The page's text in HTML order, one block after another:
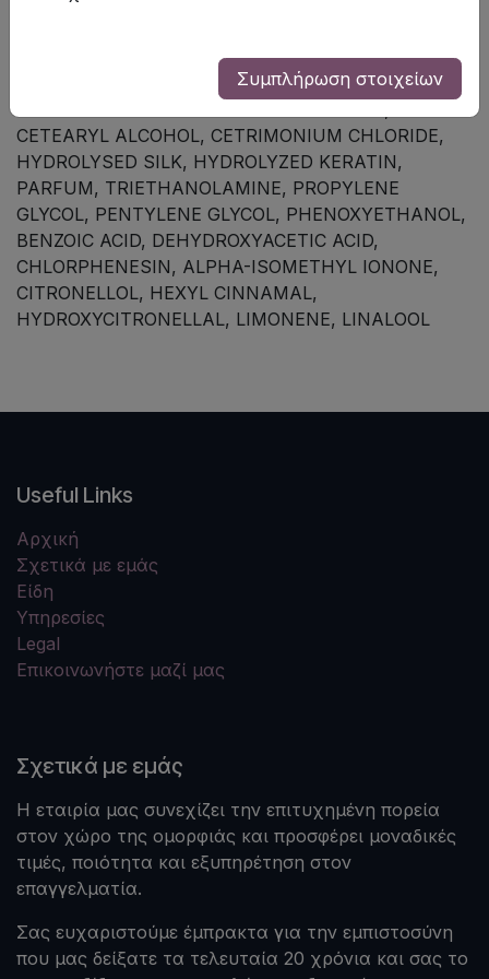
λεπτά. Ξεβγάλτε με άφθονο νερό.
CETEARYL ALCOHOL, CETRIMONIUM CHLORIDE,
HYDROLYSED SILK, HYDROLYZED KERATIN,
PARFUM, TRIETHANOLAMINE, PROPYLENE
GLYCOL, PENTYLENE GLYCOL, PHENOXYETHANOL,
BENZOIC ACID, DEHYDROXYACETIC ACID,
CHLORPHENESIN, ALPHA-ISOMETHYL IONONE,
CITRONELLOL, HEXYL CINNAMAL,
HYDROXYCITRONELLAL, LIMONENE, LINALOOL
Useful Links
Αρχική
Σχετικά με εμάς
Είδη
Υπηρεσίες
Legal
Επικοινωνήστε μαζί μας
Σχετικά με εμάς
Η εταιρία μας συνεχίζει την επιτυχημένη πορεία
στον χώρο της ομορφιάς και προσφέρει μοναδικές
τιμές, ποιότητα και εξυπηρέτηση στον
επαγγελματία.
Σας ευχαριστούμε έμπρακτα για την εμπιστοσύνη
που μας δείξατε τα τελευταία 20 χρόνια και σας το
Συμπλήρωση στοιχείων